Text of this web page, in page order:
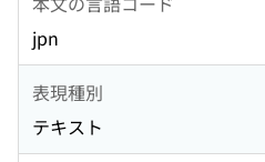
jpn
表現種別
テキスト